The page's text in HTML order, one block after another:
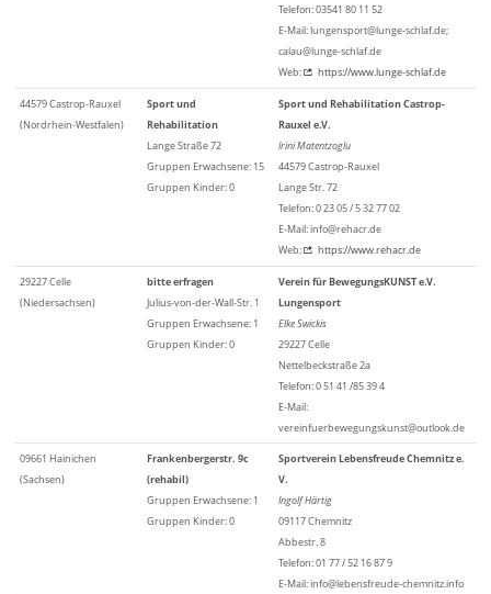
Telefon: 03541 80 11 52
E-Mail: lungensport@lunge-schlaf.de;
calau@lunge-schlaf.de
Web:
https://www.lunge-schlaf.de
44579 Castrop-Rauxel
(Nordrhein-Westfalen)
Sport und
Rehabilitation
Lange Straße 72
Gruppen Erwachsene: 15
Gruppen Kinder: 0
Sport und Rehabilitation Castrop-
Rauxel e.V.
Irini Matentzoglu
44579 Castrop-Rauxel
Lange Str. 72
Telefon: 0 23 05 / 5 32 77 02
E-Mail: info@rehacr.de
Web:
https://www.rehacr.de
29227 Celle
(Niedersachsen)
bitte erfragen
Julius-von-der-Wall-Str. 1
Gruppen Erwachsene: 1
Gruppen Kinder: 0
Verein für BewegungsKUNST e.V.
Lungensport
Elke Swickis
29227 Celle
Nettelbeckstraße 2a
Telefon: 0 51 41 /85 39 4
E-Mail:
vereinfuerbewegungskunst@outlook.de
09661 Hainichen
(Sachsen)
Frankenbergerstr. 9c
(rehabil)
Gruppen Erwachsene: 1
Gruppen Kinder: 0
Sportverein Lebensfreude Chemnitz e.
V.
Ingolf Härtig
09117 Chemnitz
Abbestr. 8
Telefon: 01 77 / 52 16 87 9
E-Mail: info@lebensfreude-chemnitz.info